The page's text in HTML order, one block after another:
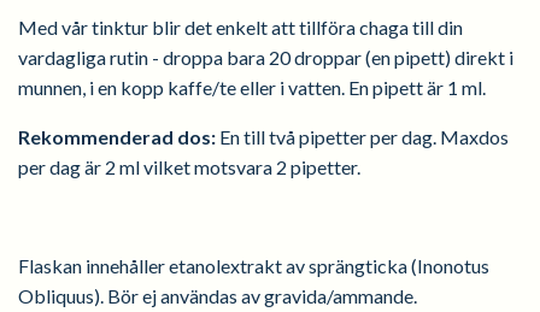
Med vår tinktur blir det enkelt att tillföra chaga till din
vardagliga rutin - droppa bara 20 droppar (en pipett) direkt i
munnen, i en kopp kaffe/te eller i vatten. En pipett är 1 ml.
Rekommenderad dos: En till två pipetter per dag. Maxdos
per dag är 2 ml vilket motsvara 2 pipetter.
Flaskan innehåller etanolextrakt av sprängticka (Inonotus
Obliquus). Bör ej användas av gravida/ammande.